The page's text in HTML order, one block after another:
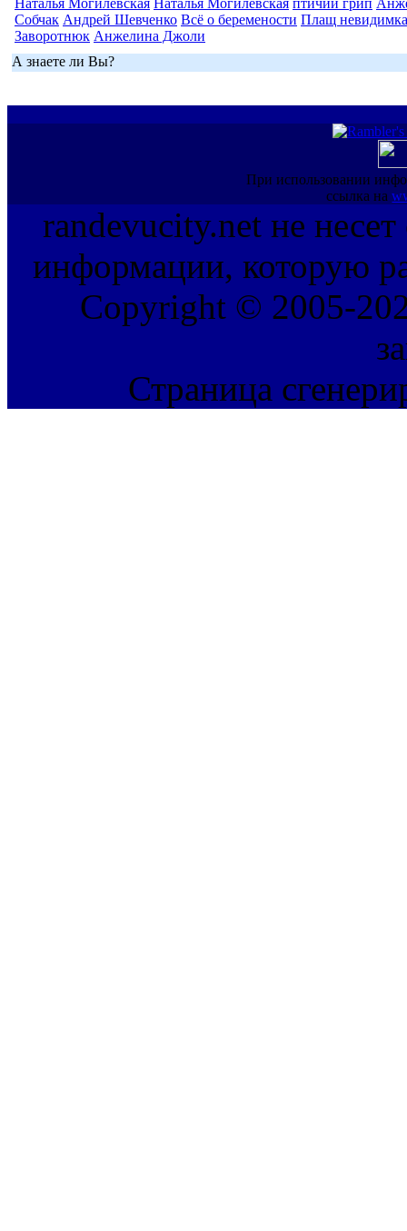
Собчак Андрей Шевченко Всё о беремености Плащ невидимка
Заворотнюк Анжелина Джоли
А знаете ли Вы?
При использовании
ссылка на
randevucity.net не несет
информации, которую
Copyright © 2005-
Страница